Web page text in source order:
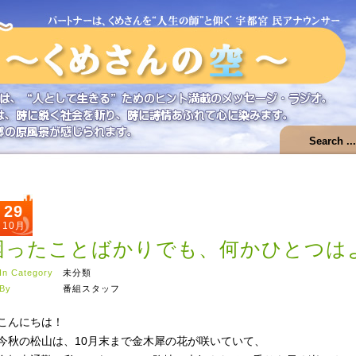
29
10月
ったことばかりでも、何かひとつは
In Category
未分類
By
番組スタッフ
んにちは！
秋の松山は、10月末まで金木犀の花が咲いていて、